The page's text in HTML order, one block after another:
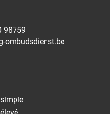
98759
ombudsdienst.be